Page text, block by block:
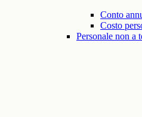
Conto
Costo
Personale non a